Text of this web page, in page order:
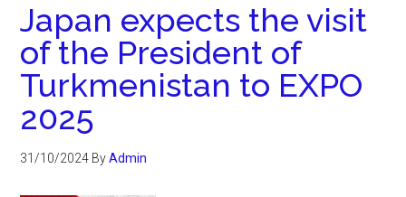
Japan expects the visit
of the President of
Turkmenistan to EXPO
2025
31/10/2024 ByAdmin